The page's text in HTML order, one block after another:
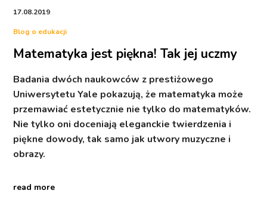
17.08.2019
Blog o edukacji
Matematyka jest piękna! Tak jej uczmy
Badania dwóch naukowców z prestiżowego
Uniwersytetu Yale pokazują, że matematyka może
przemawiać estetycznie nie tylko do matematyków.
Nie tylko oni doceniają eleganckie twierdzenia i
piękne dowody, tak samo jak utwory muzyczne i
obrazy.
read more